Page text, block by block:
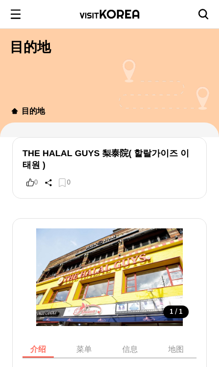
目的地
目的地
THE HALAL GUYS 梨泰院( 할랄가이즈 이
태원 )
0 0
1 / 1
介绍 菜单 信息 地图